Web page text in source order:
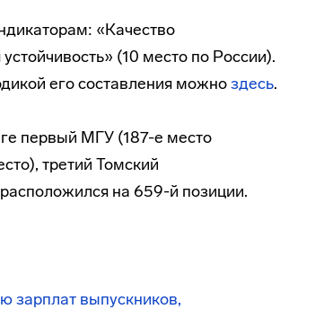
«Качество
(10 место по России).
его составления можноздесь.
первый МГУ (187-е место
третий Томский
на 659-й позиции.
зарплат выпускников,